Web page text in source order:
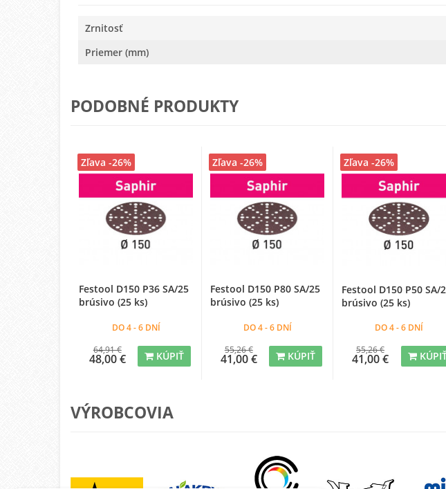
Zrnitosť
Priemer (mm)
PODOBNÉ PRODUKTY
Festool D150 P36 SA/25
brúsivo (25 ks)
DO 4 - 6 DNÍ
64,91 €
48,00 € KÚPIŤ
Zľava -26%
Festool D150 P80 SA/25
brúsivo (25 ks)
DO 4 - 6 DNÍ
55,26 €
41,00 € KÚPIŤ
Zľava -26%
Festool D150 P50 SA/
brúsivo (25 ks)
DO 4 - 6 DNÍ
55,26 €
41,00 €
Zľava -26%
VÝROBCOVIA